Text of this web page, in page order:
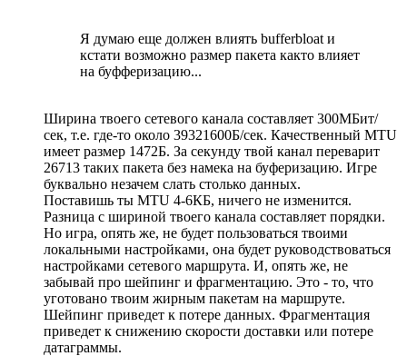
Я думаю еще должен влиять bufferbloat и
кстати возможно размер пакета както влияет
на буфферизацию...
Ширина твоего сетевого канала составляет 300МБит/
сек, т.е. где-то около 39321600Б/сек. Качественный MTU
имеет размер 1472Б. За секунду твой канал переварит
26713 таких пакета без намека на буферизацию. Игре
буквально незачем слать столько данных.
Поставишь ты MTU 4-6КБ, ничего не изменится.
Разница с шириной твоего канала составляет порядки.
Но игра, опять же, не будет пользоваться твоими
локальными настройками, она будет руководствоваться
настройками сетевого маршрута. И, опять же, не
забывай про шейпинг и фрагментацию. Это - то, что
уготовано твоим жирным пакетам на маршруте.
Шейпинг приведет к потере данных. Фрагментация
приведет к снижению скорости доставки или потере
датаграммы.